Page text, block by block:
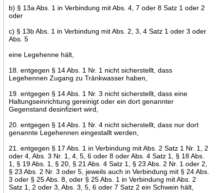
b) § 13a Abs. 1 in Verbindung mit Abs. 4, 7 oder 8 Satz 1 oder 2
oder
c) § 13b Abs. 1 in Verbindung mit Abs. 2, 3, 4 Satz 1 oder 3 oder
Abs. 5
eine Legehenne hält,
18. entgegen § 14 Abs. 1 Nr. 1 nicht sicherstellt, dass
Legehennen Zugang zu Tränkwasser haben,
19. entgegen § 14 Abs. 1 Nr. 3 nicht sicherstellt, dass eine
Haltungseinrichtung gereinigt oder ein dort genannter
Gegenstand desinfiziert wird,
20. entgegen § 14 Abs. 1 Nr. 4 nicht sicherstellt, dass nur dort
genannte Legehennen eingestallt werden,
21. entgegen § 17 Abs. 1 in Verbindung mit Abs. 2 Satz 1 Nr. 1, 2
oder 4, Abs. 3 Nr. 1, 4, 5, 6 oder 8 oder Abs. 4 Satz 1, § 18 Abs.
1, § 19 Abs. 1, § 20, § 21 Abs. 4 Satz 1, § 23 Abs. 2 Nr. 1 oder 2,
§ 23 Abs. 2 Nr. 3 oder 5, jeweils auch in Verbindung mit § 24 Abs.
3 oder § 25 Abs. 8, oder § 25 Abs. 1 in Verbindung mit Abs. 2
Satz 1, 2 oder 3, Abs. 3, 5, 6 oder 7 Satz 2 ein Schwein hält,